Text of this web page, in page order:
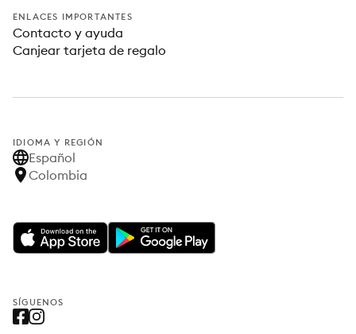
ENLACES IMPORTANTES
Contacto y ayuda
Canjear tarjeta de regalo
IDIOMA Y REGIÓN
Español
Colombia
SÍGUENOS